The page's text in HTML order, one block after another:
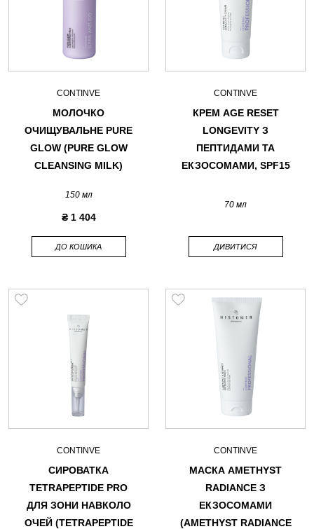
CONTINVE
МОЛОЧКО
ОЧИЩУВАЛЬНЕ PURE
GLOW (PURE GLOW
CLEANSING MILK)
150 мл
₴ 1 404
ДО КОШИКА
CONTINVE
КРЕМ AGE RESET
LONGEVITY З
ПЕПТИДАМИ ТА
ЕКЗОСОМАМИ, SPF15
70 мл
ДИВИТИСЯ
CONTINVE
СИРОВАТКА
TETRAPEPTIDE PRO
ДЛЯ ЗОНИ НАВКОЛО
ОЧЕЙ (TETRAPEPTIDE
CONTINVE
МАСКА AMETHYST
RADIANCE З
ЕКЗОСОМАМИ
(AMETHYST RADIANCE